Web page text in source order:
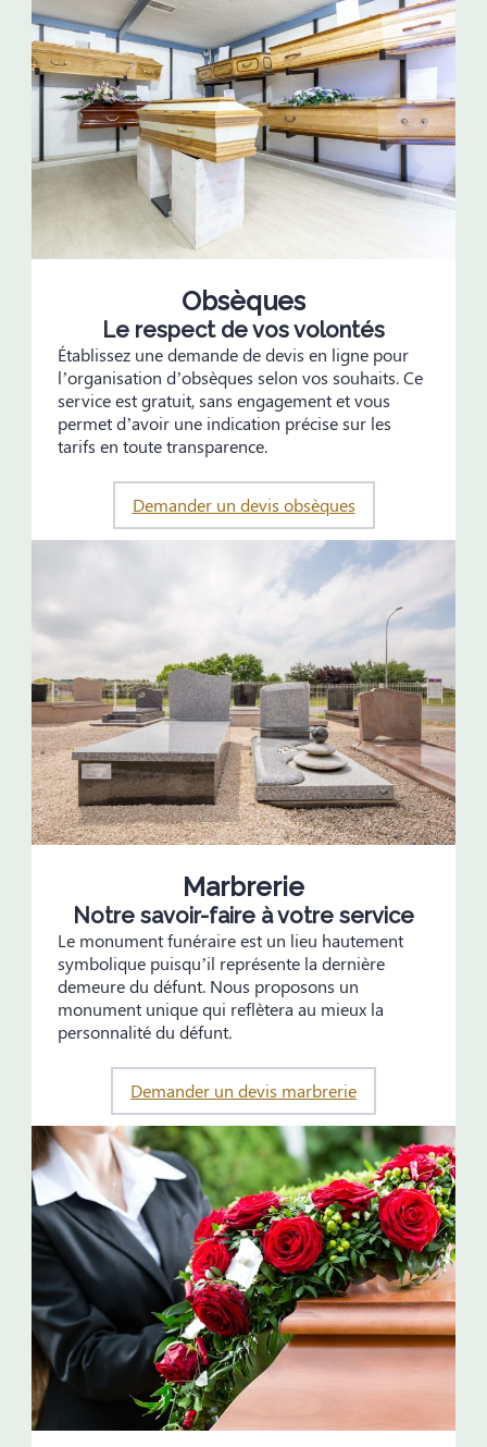
Obsèques
Le respect de vos volontés
Établissez une demande de devis en ligne pour
l’organisation d’obsèques selon vos souhaits. Ce
service est gratuit, sans engagement et vous
permet d’avoir une indication précise sur les
tarifs en toute transparence.
Demander un devis obsèques
Marbrerie
Notre savoir-faire à votre service
Le monument funéraire est un lieu hautement
symbolique puisqu’il représente la dernière
demeure du défunt. Nous proposons un
monument unique qui reflètera au mieux la
personnalité du défunt.
Demander un devis marbrerie